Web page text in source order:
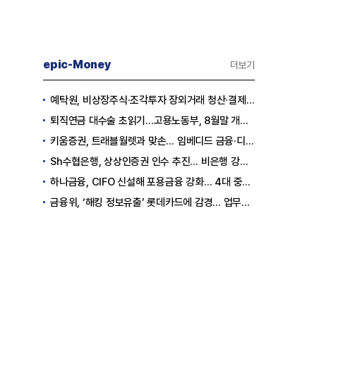
epic-Money 더보기
예탁원, 비상장주식·조각투자 장외거래 청산·결제 인프라 구축 착수
퇴직연금 대수술 초읽기…고용노동부, 8월말 개정안 발표
키움증권, 트래블월렛과 맞손… 임베디드 금융·디지털 자산 신사업 추진
Sh수협은행, 상상인증권 인수 추진… 비은행 강화 ‘금융그룹’ 도약 발판
하나금융, CIFO 신설해 포용금융 강화… 4대 중심축 중심 상반기 목표 60% 달성
금융위, ‘해킹 정보유출’ 롯데카드에 감경... 업무정지 1.5개월